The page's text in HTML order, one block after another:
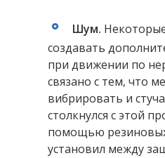
Шум.
создавать
при движении по
связано с тем, что
вибрировать и
столкнулся с этой
помощью
установил между